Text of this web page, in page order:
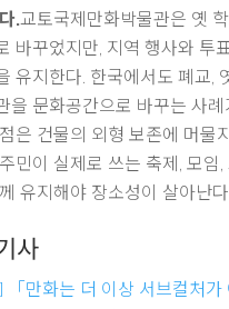
.교토국제만화박물관은 옛
바꾸었지만, 지역 행사와 투
유지한다. 한국에서도 폐교,
을 문화공간으로 바꾸는 사례
은 건물의 외형 보존에 머물
민이 실제로 쓰는 축제, 모임,
유지해야 장소성이 살아난
사
「만화는 더 이상 서브컬처가